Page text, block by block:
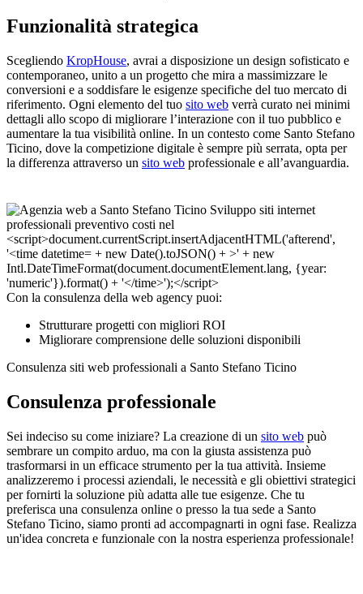
Funzionalità strategica
Scegliendo KropHouse, avrai a disposizione un design sofisticato e
contemporaneo, unito a un progetto che mira a massimizzare le
conversioni e a soddisfare le esigenze specifiche del tuo mercato di
riferimento. Ogni elemento del tuo sito web verrà curato nei minimi
dettagli allo scopo di migliorare l’interazione con il tuo pubblico e
aumentare la tua visibilità online. In un contesto come Santo Stefano
Ticino, dove la competizione digitale è sempre più serrata, opta per
la differenza attraverso un sito web professionale e all’avanguardia.
Con la consulenza della web agency puoi:
Strutturare progetti con migliori ROI
Migliorare comprensione delle soluzioni disponibili
Consulenza siti web professionali a Santo Stefano Ticino
Consulenza professionale
Sei indeciso su come iniziare? La creazione di un sito web può
sembrare un compito arduo, ma con la giusta assistenza può
trasformarsi in un efficace strumento per la tua attività. Insieme
analizzeremo i processi aziendali, le necessità e gli obiettivi strategici
per fornirti la soluzione più adatta alle tue esigenze. Che tu
preferisca una consulenza online o presso la tua sede a Santo
Stefano Ticino, siamo pronti ad accompagnarti in ogni fase. Realizza
un'idea concreta e funzionale con la nostra esperienza professionale!